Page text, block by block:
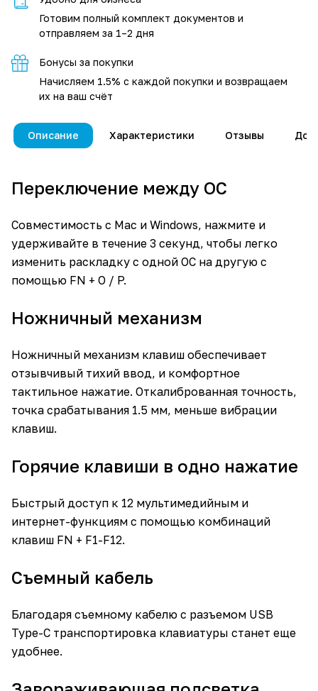
Готовим полный комплект документов и
отправляем за 1–2 дня
Бонусы за покупки
Начисляем 1.5% с каждой покупки и возвращаем
их на ваш счёт
Описание Характеристики Отзывы
Переключение между ОС
Совместимость с Mac и Windows, нажмите и
удерживайте в течение 3 секунд, чтобы легко
изменить раскладку с одной ОС на другую с
помощью FN + O / P.
Ножничный механизм
Ножничный механизм клавиш обеспечивает
отзывчивый тихий ввод, и комфортное
тактильное нажатие. Откалиброванная точность,
точка срабатывания 1.5 мм, меньше вибрации
клавиш.
Горячие клавиши в одно нажатие
Быстрый доступ к 12 мультимедийным и
интернет-функциям с помощью комбинаций
клавиш FN + F1-F12.
Съемный кабель
Благодаря съемному кабелю с разъемом USB
Type-C транспортировка клавиатуры станет еще
удобнее.